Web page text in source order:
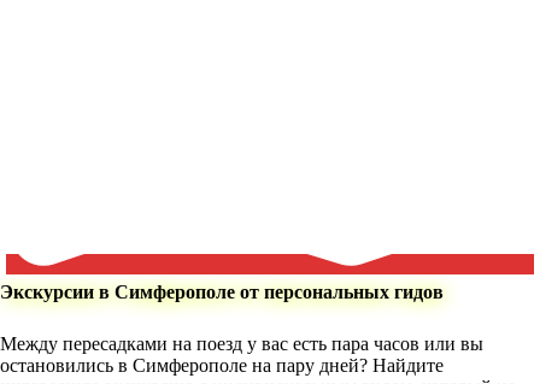
Экскурсии в Симферополе от персональных гидов
Между пересадками на поезд у вас есть пара часов или вы
остановились в Симферополе на пару дней? Найдите